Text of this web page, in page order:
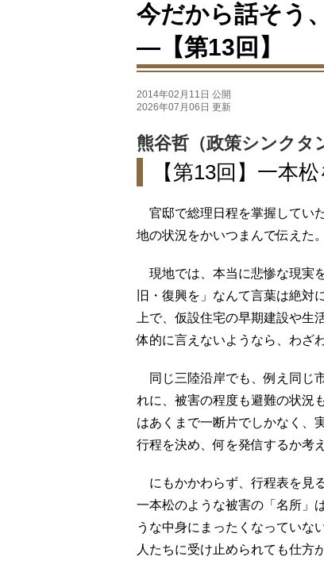
今だから話そう
―【第13回】
2014年02月11日 公開
2026年07月06日 更新
熊谷哲（政策シンクタ
【第13回】一本
官邸で総理日程を掌握してい
地の状況をかいつまんで伝えた。
現地では、本当に悲惨な現実
旧・復興を」なんて言葉は絶対
上で、仮設住宅の早期建設や
体的に言えないようなら、わざ
同じ三陸沿岸でも、例え同じ
れに、被害の程度も避難の状況
はあくまで一断片でしかなく、
行程を決め、何を発信するか考
にもかかわらず、行程表を見
一本松のような被害の「名所」
うな中身にまったくなっていな
人たちに受け止められても仕方